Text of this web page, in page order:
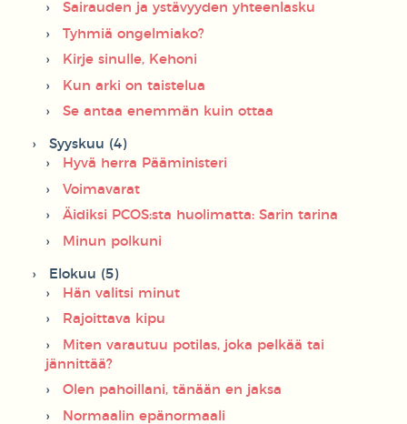
Sairauden ja ystävyyden yhteenlasku
Tyhmiä ongelmiako?
Kirje sinulle, Kehoni
Kun arki on taistelua
Se antaa enemmän kuin ottaa
Syyskuu (4)
Hyvä herra Pääministeri
Voimavarat
Äidiksi PCOS:sta huolimatta: Sarin tarina
Minun polkuni
Elokuu (5)
Hän valitsi minut
Rajoittava kipu
Miten varautuu potilas, joka pelkää tai
jännittää?
Olen pahoillani, tänään en jaksa
Normaalin epänormaali